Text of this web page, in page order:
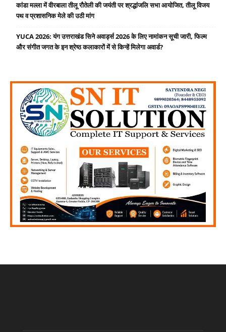
कांडा मल्ला में वीरबाला तीलू रौतेली की जयंती पर श्रद्धांजलि सभा आयोजित, तीलू विजय
पथ व प्रशासनिक मेले की उठी मांग
YUCA 2026: यंग उत्तराखंड सिने अवार्ड्स 2026 के लिए नामांकन सूची जारी, फिल्म
और संगीत जगत के इन श्रेष्ठ कलाकारों में से किन्हें मिलेगा अवार्ड?